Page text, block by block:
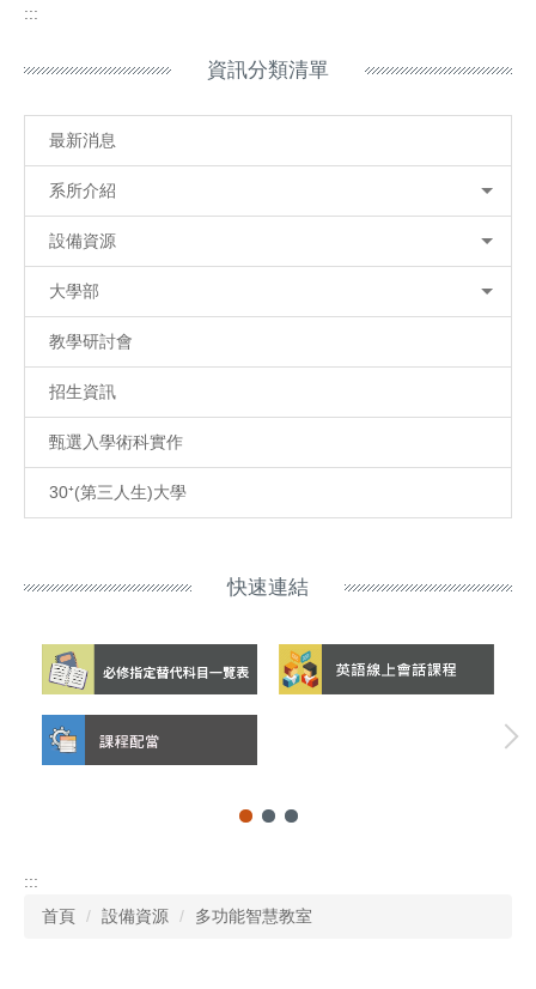
:::
資訊分類清單
最新消息
系所介紹
設備資源
大學部
教學研討會
招生資訊
甄選入學術科實作
30⁺(第三人生)大學
快速連結
:::
首頁
設備資源 多功能智慧教室